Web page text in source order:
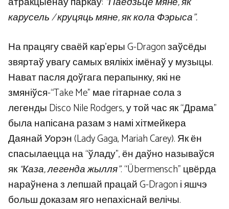
карусель / круцяць мяне, як кола Фэрыса”.
На працягу сваёй кар’еры G-Dragon заўсёды
звяртаў увагу самых вялікіх імёнаў у музыцы.
Нават пасля доўгага перапынку, які не
змяніўся-“Take Me” мае гітарнае сола з
легенды Disco Nile Rodgers, у той час як “Драма”
была напісана разам з намі хітмейкера
Даянай Уорэн (Lady Gaga, Mariah Carey). Як ён
спасылаецца на “ўладу”, ён даўно называўся
як“Каза, легенда жылля”. “Übermensch” цвёрда
нараўнена з лепшай працай G-Dragon і яшчэ
больш доказам яго непахіснай велічы.